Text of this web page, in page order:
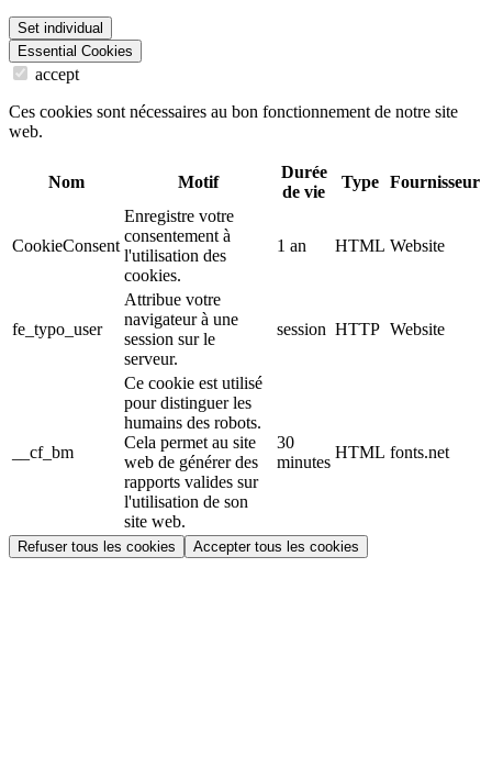
Set individual
Essential Cookies
accept
Ces cookies sont nécessaires au bon fonctionnement de notre site
web.
Nom Motif
Durée
de vie
Type Fournisseur
CookieConsent
Enregistre votre
consentement à
l'utilisation des
cookies.
1 an HTML Website
fe_typo_user
Attribue votre
navigateur à une
session sur le
serveur.
session HTTP Website
__cf_bm
Ce cookie est utilisé
pour distinguer les
humains des robots.
Cela permet au site
web de générer des
rapports valides sur
l'utilisation de son
site web.
30
minutes
HTML fonts.net
Refuser tous les cookies Accepter tous les cookies